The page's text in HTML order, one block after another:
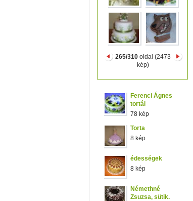
265/310 oldal (2473
kép)
Ferenci Ágnes
tortái
78 kép
Torta
8 kép
édességek
8 kép
Némethné
Zsuzsa, sütik.